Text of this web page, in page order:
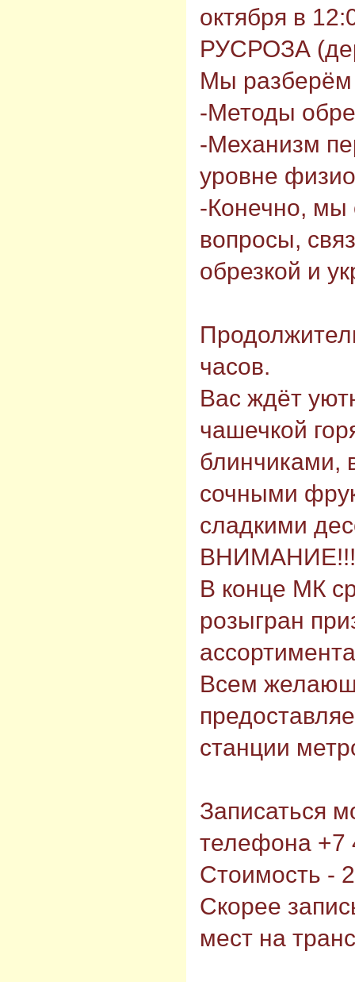
октября в
РУСРОЗА
Мы разберём
-Методы
-Механизм
уровне
-Конечно, мы
вопросы,
обрезкой и
часов.
Вас ждёт
чашечкой
блинчиками,
сочными
сладкими
ВНИМАНИЕ!!!
В конце МК
розыгран
Всем
станции
Записаться
телефона +7
Стоимость -
Скорее
мест на